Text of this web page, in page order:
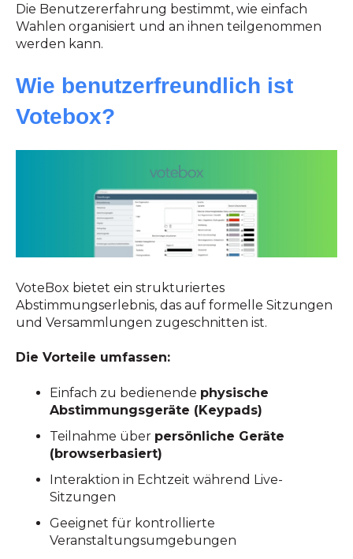
Die Benutzererfahrung bestimmt, wie einfach
Wahlen organisiert und an ihnen teilgenommen
werden kann.
Wie benutzerfreundlich ist
Votebox?
VoteBox bietet ein strukturiertes
Abstimmungserlebnis, das auf formelle Sitzungen
und Versammlungen zugeschnitten ist.
Die Vorteile umfassen:
Einfach zu bedienende physische
Abstimmungsgeräte (Keypads)
Teilnahme über persönliche Geräte
(browserbasiert)
Interaktion in Echtzeit während Live-
Sitzungen
Geeignet für kontrollierte
Veranstaltungsumgebungen